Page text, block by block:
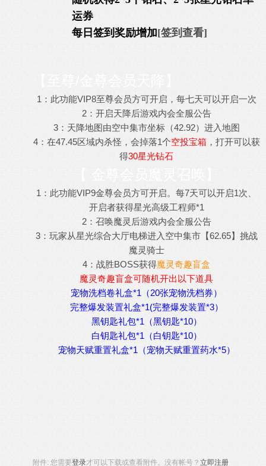
运券
每日签到奖励增加[签到查看]
1：此功能VIP8至尊会员方可开启，每七天可以开启一次
2：开启天降后游戏内会全服公告
3：天降地图由空中集市坐标（42.92）进入地图
4：在47.45区域内杀怪，会掉落1个空投宝箱 ，打开可以获
得30星光钻石
1：此功能VIP9金尊会员方可开启。每7天可以开启1次、
开启者获得星光高级工程师*1
2：召唤魔灵后游戏内会全服公告
3：玩家从星光综合大厅电梯进入空中集市【62.65】挑战
魔灵骑士
4：战胜BOSS获得魔灵奇趣盲盒
魔灵奇趣盲盒可随机开出以下道具
宠物洗档卷礼盒*1（20张宠物洗档券）
完整爆发装置礼盒*1(完整爆发装置*3）
黑钥匙礼包*1（黑钥匙*10）
白钥匙礼包*1（白钥匙*10）
宠物天赋重置礼盒*1（宠物天赋重置药水*5）
附件: 您需要登录才可以下载或查看附件。没有帐号？ 立即注册